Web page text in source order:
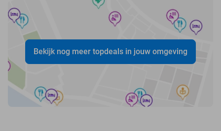
Bekijk nog meer topdeals in jouw omgeving